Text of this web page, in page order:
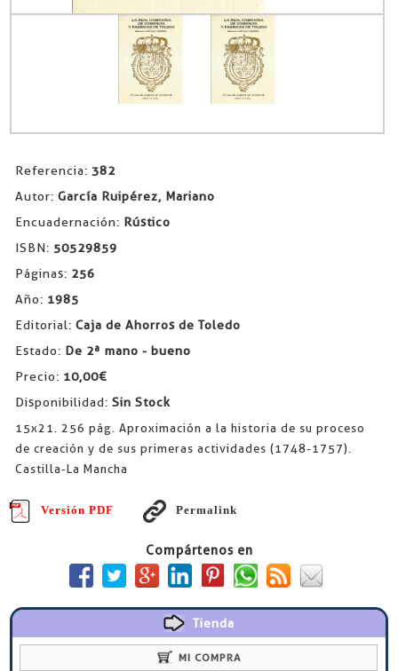
Referencia: 382
Autor: García Ruipérez, Mariano
Encuadernación: Rústico
ISBN: 50529859
Páginas: 256
Año: 1985
Editorial: Caja de Ahorros de Toledo
Estado: De 2ª mano - bueno
Precio: 10,00€
Disponibilidad: Sin Stock
15x21. 256 pág. Aproximación a la historia de su proceso
de creación y de sus primeras actividades (1748-1757).
Castilla-La Mancha
Versión PDF Permalink
Compártenos en
Tienda
MI COMPRA